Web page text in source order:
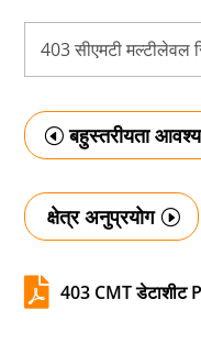
बहुस्तरीयता
क्षेत्र अनुप्रयोग
 403 CMT डेटाशीट